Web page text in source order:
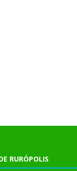
RURÓPOLIS